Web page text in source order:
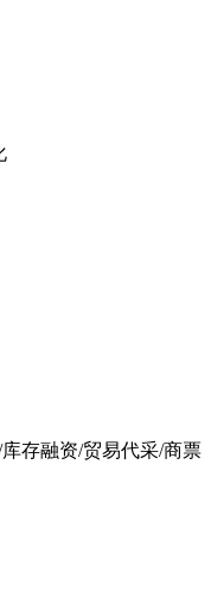
存融资/贸易代采/商票